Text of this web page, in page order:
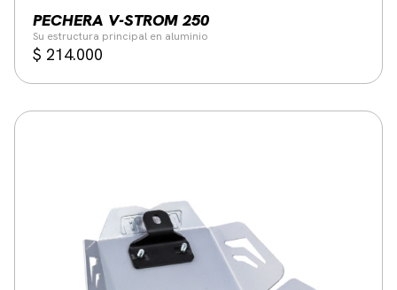
PECHERA V-STROM 250
Su estructura principal en aluminio
$ 214.000